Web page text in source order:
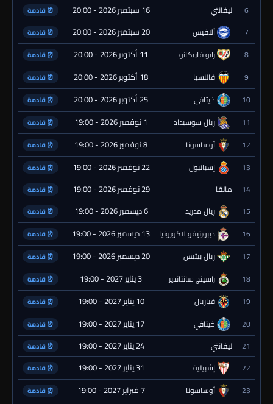
6 ليفانتي 16 سبتمبر 2026 - 20:00 ⏰ قادمة
7 ألافيس 20 سبتمبر 2026 - 20:00 ⏰ قادمة
8 رايو فاييكانو 11 أكتوبر 2026 - 20:00 ⏰ قادمة
9 فالنسيا 18 أكتوبر 2026 - 20:00 ⏰ قادمة
10 خيتافي 25 أكتوبر 2026 - 20:00 ⏰ قادمة
11 ريال سوسيداد 1 نوفمبر 2026 - 19:00 ⏰ قادمة
12 أوساسونا 8 نوفمبر 2026 - 19:00 ⏰ قادمة
13 إسبانيول 22 نوفمبر 2026 - 19:00 ⏰ قادمة
14 مالقا 29 نوفمبر 2026 - 19:00 ⏰ قادمة
15 ريال مدريد 6 ديسمبر 2026 - 19:00 ⏰ قادمة
16 ديبورتيفو لاكورونيا 13 ديسمبر 2026 - 19:00 ⏰ قادمة
17 ريال بيتيس 20 ديسمبر 2026 - 19:00 ⏰ قادمة
18 راسينج سانتاندير 3 يناير 2027 - 19:00 ⏰ قادمة
19 فياريال 10 يناير 2027 - 19:00 ⏰ قادمة
20 خيتافي 17 يناير 2027 - 19:00 ⏰ قادمة
21 ليفانتي 24 يناير 2027 - 19:00 ⏰ قادمة
22 إشبيلية 31 يناير 2027 - 19:00 ⏰ قادمة
23 أوساسونا 7 فبراير 2027 - 19:00 ⏰ قادمة